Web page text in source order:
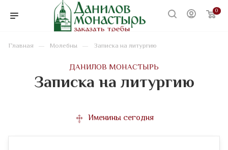
0
Главная — Молебны — Записка на литургию
ДАНИЛОВ МОНАСТЫРЬ
Записка на литургию
Именины сегодня